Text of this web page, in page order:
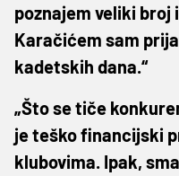
poznajem veliki broj
Karačićem sam
kadetskih dana.“
„Što se tiče
je teško financijski
klubovima. Ipak,